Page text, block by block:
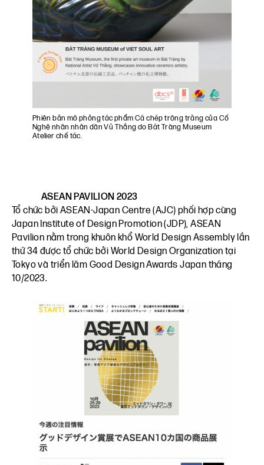
Phiên bản mô phỏng tác phẩm Cá chép trông trăng của Cố
Nghệ nhân nhân dân Vũ Thắng do Bát Tràng Museum
Atelier chế tác.
ASEAN PAVILION 2023
Tổ chức bởi ASEAN‑Japan Centre (AJC) phối hợp cùng
Japan Institute of Design Promotion (JDP), ASEAN
Pavilion nằm trong khuôn khổ World Design Assembly lần
thứ 34 được tổ chức bởi World Design Organization tại
Tokyo và triển lãm Good Design Awards Japan tháng
10/2023.